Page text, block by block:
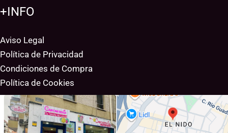
+INFO
Aviso Legal
Política de Privacidad
Condiciones de Compra
Política de Cookies